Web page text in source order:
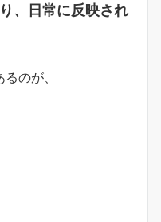
、日常に反映され
のが、